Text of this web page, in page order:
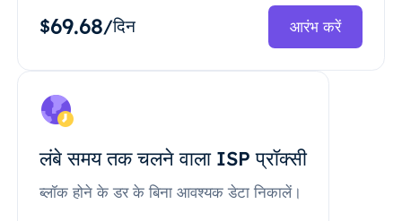
$69.68/दिन आरंभ करें
लंबे समय तक चलने वाला ISP प्रॉक्सी
ब्लॉक होने के डर के बिना आवश्यक डेटा निकालें।